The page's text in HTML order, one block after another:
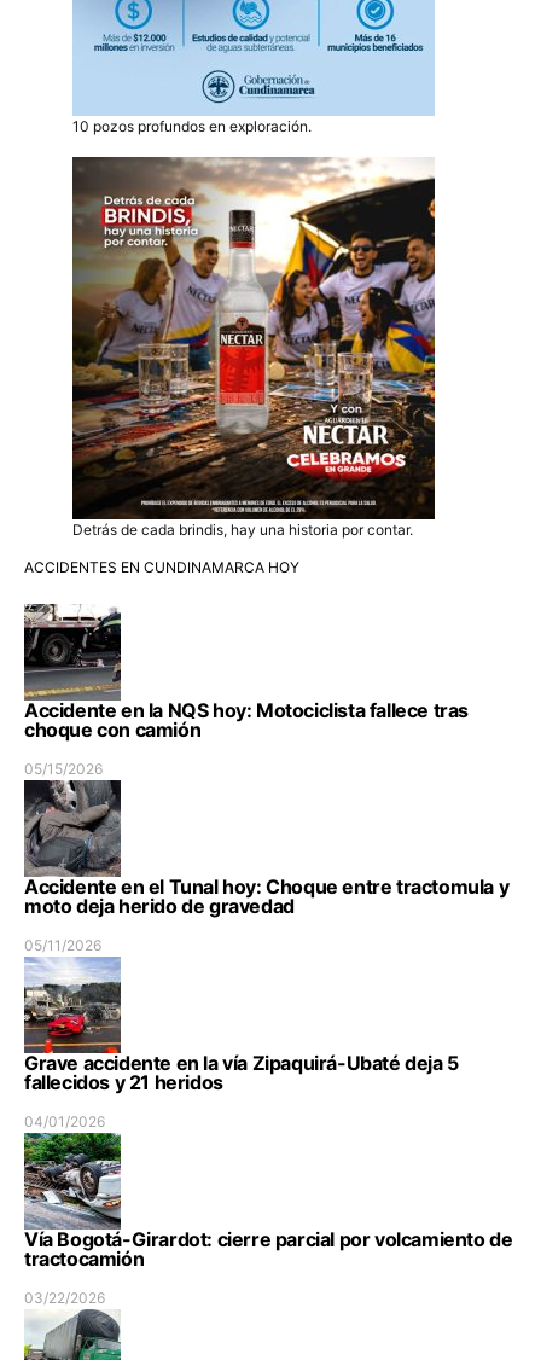
10 pozos profundos en exploración.
Detrás de cada brindis, hay una historia por contar.
ACCIDENTES EN CUNDINAMARCA HOY
Accidente en la NQS hoy: Motociclista fallece tras
choque con camión
05/15/2026
Accidente en el Tunal hoy: Choque entre tractomula y
moto deja herido de gravedad
05/11/2026
Grave accidente en la vía Zipaquirá-Ubaté deja 5
fallecidos y 21 heridos
04/01/2026
Vía Bogotá-Girardot: cierre parcial por volcamiento de
tractocamión
03/22/2026